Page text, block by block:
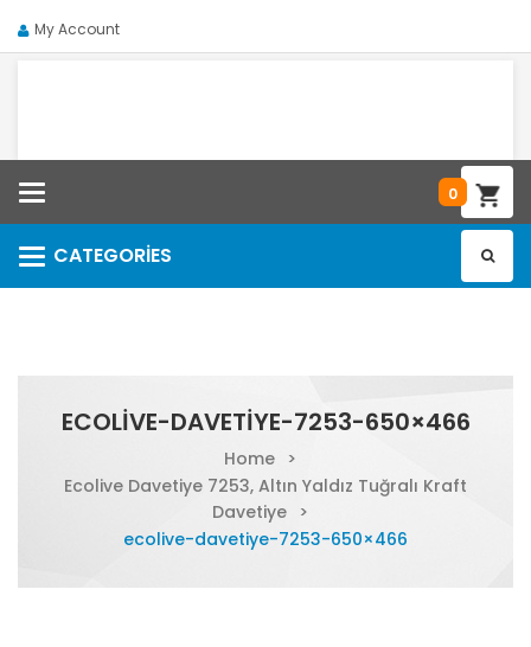
My Account
0
CATEGORIES
Categories
ECOLIVE-DAVETIYE-7253-650×466
Home
>
Ecolive Davetiye 7253, Altın Yaldız Tuğralı Kraft
Davetiye
>
ecolive-davetiye-7253-650×466